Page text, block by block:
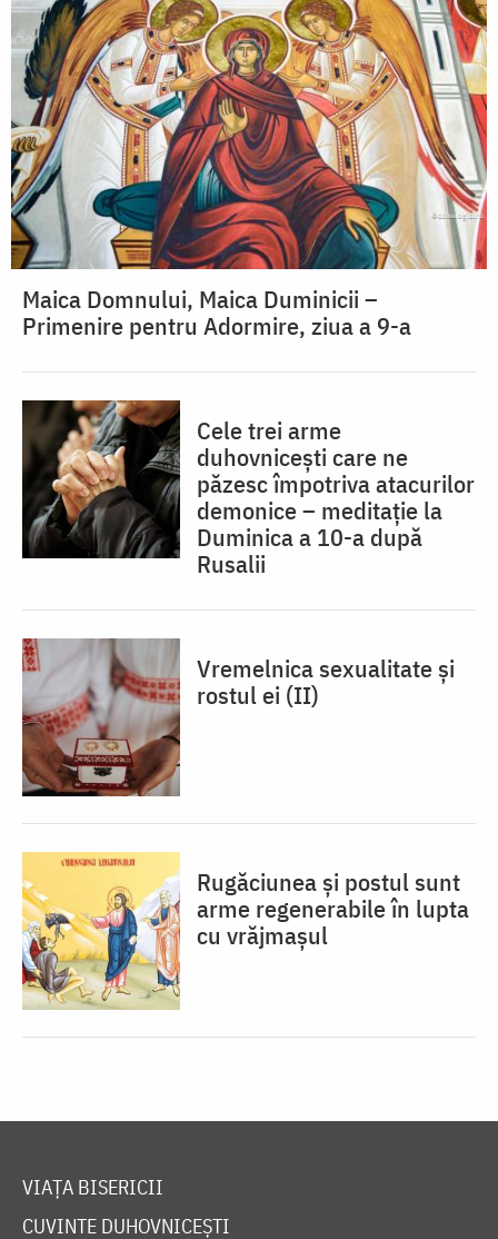
Maica Domnului, Maica Duminicii –
Primenire pentru Adormire, ziua a 9-a
Cele trei arme
duhovnicești care ne
păzesc împotriva atacurilor
demonice – meditație la
Duminica a 10-a după
Rusalii
Vremelnica sexualitate și
rostul ei (II)
Rugăciunea și postul sunt
arme regenerabile în lupta
cu vrăjmașul
VIAȚA BISERICII
CUVINTE DUHOVNICEȘTI